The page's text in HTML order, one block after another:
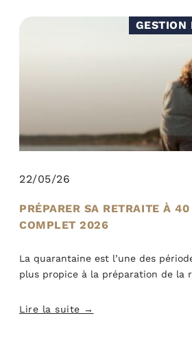
GESTION
PRÉPARER SA RETRAITE À
COMPLET 2026
La quarantaine est l’une des
plus propice à la préparation de la
Lire la suite →
22/05/26